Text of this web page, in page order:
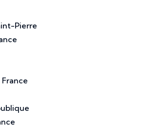
Pierre